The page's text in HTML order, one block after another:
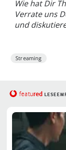
Wie hat Dir
Verrate uns
und
Streaming
featured